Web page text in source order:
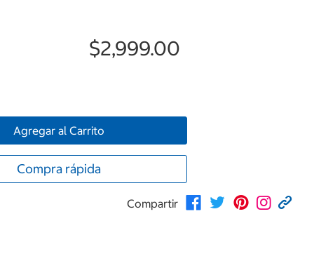
$2,999.00
Agregar al Carrito
Compra rápida
Compartir